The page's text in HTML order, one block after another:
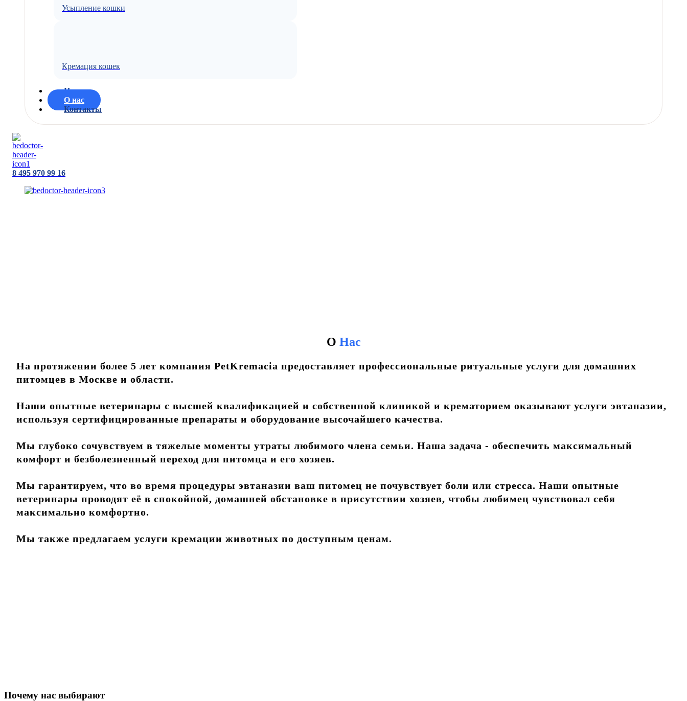
Усыпление кошки
Кремация кошек
Цены
О нас
Контакты
8 495 970 99 16
О Нас
На протяжении более 5 лет компания PetKremacia предоставляет профессиональные ритуальные услуги для домашних
питомцев в Москве и области.
Наши опытные ветеринары с высшей квалификацией и собственной клиникой и крематорием оказывают услуги эвтаназии,
используя сертифицированные препараты и оборудование высочайшего качества.
Мы глубоко сочувствуем в тяжелые моменты утраты любимого члена семьи. Наша задача - обеспечить максимальный
комфорт и безболезненный переход для питомца и его хозяев.
Мы гарантируем, что во время процедуры эвтаназии ваш питомец не почувствует боли или стресса. Наши опытные
ветеринары проводят её в спокойной, домашней обстановке в присутствии хозяев, чтобы любимец чувствовал себя
максимально комфортно.
Мы также предлагаем услуги кремации животных по доступным ценам.
Почему нас выбирают